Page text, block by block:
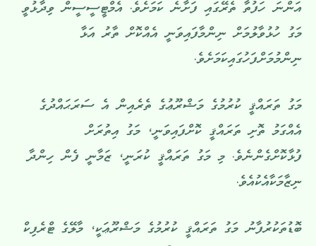
އަންނަ ހަފުތާ ތެރޭގައި ފަށާނެ ކަމަށެވެ. އެމްޓީސީސީން ވިދާޅުވީ
މަގު ހުޅުވާލުމަށް ނިންމާފައިވަނީ އެއްކޮށް ތާރު އަޅާ
ނިންމުމަށްފަހުގައިކަމަށެވެ.
މަގު ތަރައްޤީ ކުރުމުގެ މަޝްރޫޢުގެ ތެރެއިން އެ ސަރަޙައްދުގެ
އެއްގަމު ތޮށި ތަރައްޤީ ކޮށްފައިވަނީ، މަގު އިތުރަށް
ފުޅާކޮށްގެންނެވެ. މި މަގު ތަރައްޤީ ކުރަނީ، ޒަމާނީ ފެން ހިންދާ
ނިޒާމަކާއެކުއެވެ.
ބޮޑުތަކުރުފާނު މަގު ތަރައްޤީ ކުރުމުގެ މަޝްރޫޢަކީ، މާލޭގެ ޓްރެފިކް